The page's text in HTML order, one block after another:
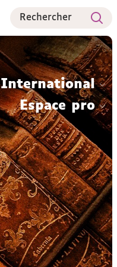
Rechercher
International
Espace pro